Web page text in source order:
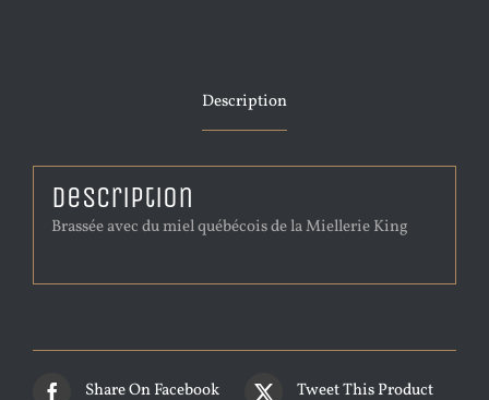
Description
Description
Brassée avec du miel québécois de la Miellerie King
Share On Facebook Tweet This Product